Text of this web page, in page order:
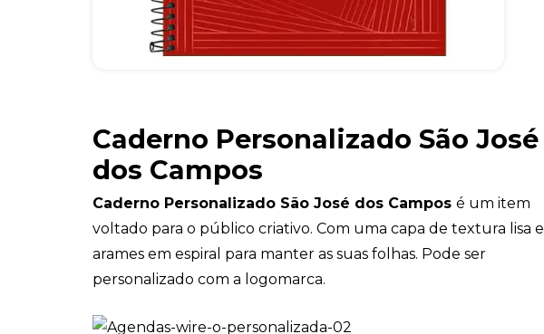
Caderno Personalizado São José
dos Campos
Caderno Personalizado São José dos Campos é um item
voltado para o público criativo. Com uma capa de textura lisa e
arames em espiral para manter as suas folhas. Pode ser
personalizado com a logomarca.